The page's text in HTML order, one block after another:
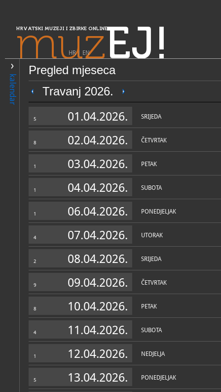
HRVATSKI MUZEJI I ZBIRKE ONLINE
muzEJ!
HR| EN
kalendar
Pregled mjeseca
Travanj 2026.
5 01.04.2026. SRIJEDA
8 02.04.2026. ČETVRTAK
1 03.04.2026. PETAK
1 04.04.2026. SUBOTA
1 06.04.2026. PONEDJELJAK
4 07.04.2026. UTORAK
2 08.04.2026. SRIJEDA
9 09.04.2026. ČETVRTAK
8 10.04.2026. PETAK
4 11.04.2026. SUBOTA
1 12.04.2026. NEDJELJA
5 13.04.2026. PONEDJELJAK
PRETRAŽIVANJE
Središnja Hrvatska
Gradski muzej Jastrebarsko
OPĆI PODACI
Zbirke